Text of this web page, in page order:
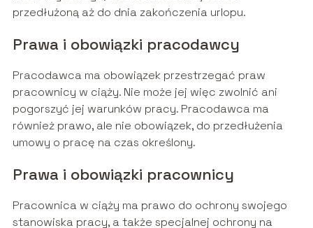
przedłużoną aż do dnia zakończenia urlopu.
Prawa i obowiązki pracodawcy
Pracodawca ma obowiązek przestrzegać praw
pracownicy w ciąży. Nie może jej więc zwolnić ani
pogorszyć jej warunków pracy. Pracodawca ma
również prawo, ale nie obowiązek, do przedłużenia
umowy o pracę na czas określony.
Prawa i obowiązki pracownicy
Pracownica w ciąży ma prawo do ochrony swojego
stanowiska pracy, a także specjalnej ochrony na